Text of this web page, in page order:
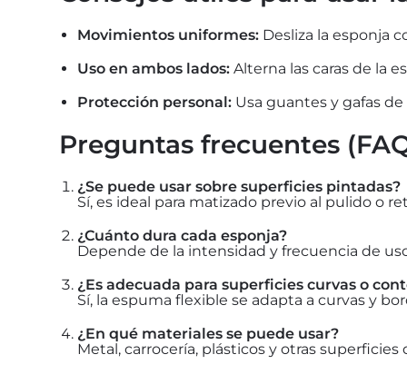
Movimientos uniformes:Desliza la esponja
Uso en ambos lados:Alterna las caras de la
Protección personal:Usa guantes y gafas
Preguntas frecuentes
¿Se puede usar sobre superficies pintadas?
Sí, es ideal para matizado previo al pulido o
¿Cuánto dura cada esponja?
Depende de la intensidad y frecuencia de
¿Es adecuada para superficies curvas o
Sí, la espuma flexible se adapta a curvas y
¿En qué materiales se puede usar?
Metal, carrocería, plásticos y otras